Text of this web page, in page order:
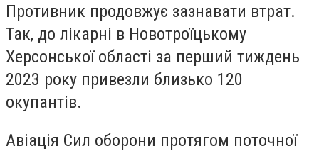
Противник продовжує зазнавати втрат.
Так, до лікарні в Новотроїцькому
Херсонської області за перший тиждень
2023 року привезли близько 120
окупантів.
Авіація Сил оборони протягом поточної